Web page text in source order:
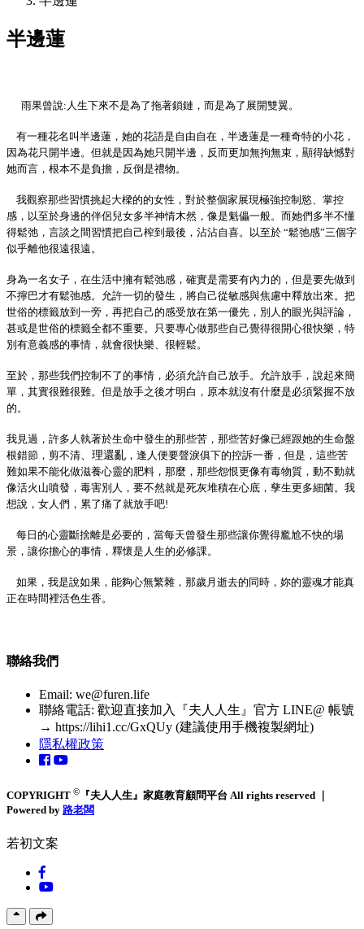
半邊蓮
雨果曾說:人生下來不是為了拖著鎖鏈 ， 而是為了展開雙翼 。
有一種花名叫半邊蓮 ， 她的花語是自由自在 ， 半邊蓮是一種奇特的小花 ，
因為花只開半邊 。 但就是因為她只開半邊 ， 反而更加無拘無束 ， 顯得缺憾對
她而言 ， 根本不是負擔 ， 反倒是禮物 。
我觀察那些習慣挑起大樑的的女性 ， 對於整個家展現極強控制慾
掌控
感 ， 以至於身邊的伴侶兒女多半神情木然 ， 像是魁儡一般。 而她們多半不懂
得鬆弛 ， 言談之間習慣把自己榨到最後 ， 沾沾自喜。 以至於 “鬆弛感”三個字
似乎離他很遠很遠 。
身為一名女子 ， 在生活中擁有鬆弛感 ， 確實是需要有內力的 ， 但是要先做到
不擰巴才有鬆弛感。 允許一切的發生 ， 將自己從敏感與焦慮中釋放出來 。 把
世俗的標籤放到一旁 ， 再把自己的感受放在第一優先 ， 別人的眼光與評論 ，
甚或是世俗的標籤全都不重要。 只要專心做那些自己覺得很開心很快樂 ， 特
別有意義感的事情 ， 就會很快樂 很輕鬆。
至於 ， 那些我們控制不了的事情 ， 必須允許自己放手。 允許放手 ， 說起來簡
單 ， 其實很難很難。 但是放手之後才明白 ， 原本就沒有什麼是必須緊握不放
的 。
我見過 ， 許多人執著於生命中發生的那些苦 ， 那些苦好像已經跟她的生命盤
根錯節 ， 剪不清 理還亂 ， 逢人便要聲淚俱下的控訴一番 ， 但是 ， 這些苦
難如果不能化做滋養心靈的肥料 ， 那麼 ， 那些怨恨更像有毒物質 ， 動不動就
像活火山噴發 ， 毒害別人 ， 要不然就是死灰堆積在心底 ， 孳生更多細菌。 我
想說 ， 女人們 ， 累了痛了就放手吧!
每日的心靈斷捨離是必要的 ， 當每天曾發生那些讓你覺得尷尬不快的場
景 ， 讓你擔心的事情 ， 釋懷是人生的必修課 。
如果 ， 我是說如果 ， 能夠心無繁雜 ， 那歲月逝去的同時 ， 妳的靈魂才能真
正在時間裡活色生香 。
聯絡我們
Email: we@furen.life
聯絡電話: 歡迎直接加入『夫人人生』官方 LINE@ 帳號
→ https://lihi1.cc/GxQUy (建議使用手機複製網址)
隱私權政策
COPYRIGHT ©
『夫人人生』家庭教育顧問平台 All rights reserved ｜
Powered by 路老闆
若初文案